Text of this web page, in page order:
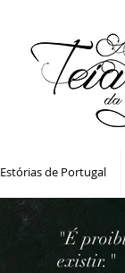
Estórias de Portugal
"É
existir."